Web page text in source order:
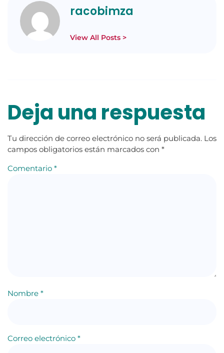
racobimza
View All Posts >
Deja una respuesta
Tu dirección de correo electrónico no será publicada. Los
campos obligatorios están marcados con *
Comentario *
Nombre *
Correo electrónico *